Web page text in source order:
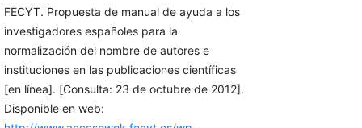
FECYT. Propuesta de manual de ayuda a los
investigadores españoles para la
normalización del nombre de autores e
instituciones en las publicaciones científicas
[en línea]. [Consulta: 23 de octubre de 2012].
Disponible en web: